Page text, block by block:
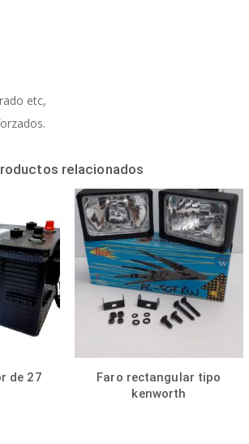
etc,
relacionados
de 27
Faro rectangular tipo
kenworth